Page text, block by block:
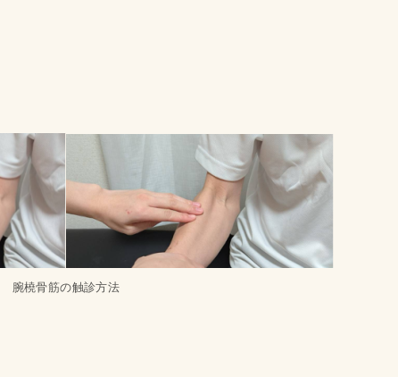
腕橈骨筋の触診方法